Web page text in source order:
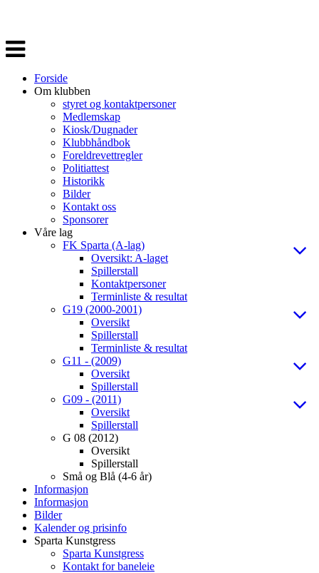
Veksle
navigasjon
Forside
Om klubben
styret og kontaktpersoner
Medlemskap
Kiosk/Dugnader
Klubbhåndbok
Foreldrevettregler
Politiattest
Historikk
Bilder
Kontakt oss
Sponsorer
Våre lag
FK Sparta (A-lag)
Oversikt: A-laget
Spillerstall
Kontaktpersoner
Terminliste & resultat
G19 (2000-2001)
Oversikt
Spillerstall
Terminliste & resultat
G11 - (2009)
Oversikt
Spillerstall
G09 - (2011)
Oversikt
Spillerstall
G 08 (2012)
Oversikt
Spillerstall
Små og Blå (4-6 år)
Informasjon
Informasjon
Bilder
Kalender og prisinfo
Sparta Kunstgress
Sparta Kunstgress
Kontakt for baneleie